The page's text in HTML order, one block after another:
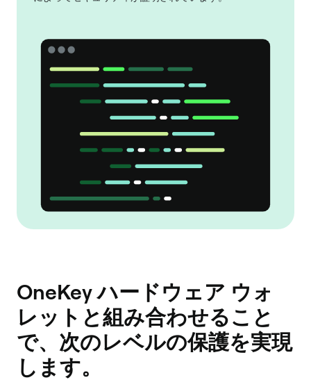
OneKey ハードウェア ウォ
レットと組み合わせること
で、次のレベルの保護を実現
します。